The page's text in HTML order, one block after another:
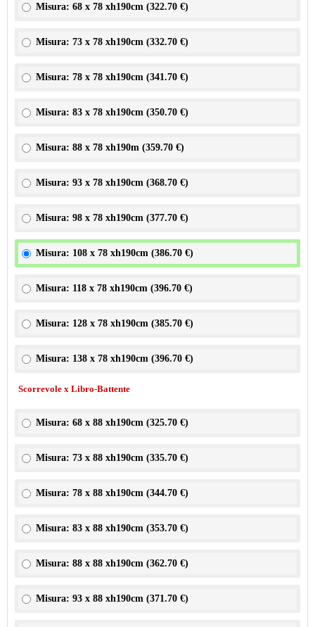
Misura: 68 x 78 xh190cm (322.70 €)
Misura: 73 x 78 xh190cm (332.70 €)
Misura: 78 x 78 xh190cm (341.70 €)
Misura: 83 x 78 xh190cm (350.70 €)
Misura: 88 x 78 xh190m (359.70 €)
Misura: 93 x 78 xh190cm (368.70 €)
Misura: 98 x 78 xh190cm (377.70 €)
Misura: 108 x 78 xh190cm (386.70 €)
Misura: 118 x 78 xh190cm (396.70 €)
Misura: 128 x 78 xh190cm (385.70 €)
Misura: 138 x 78 xh190cm (396.70 €)
Scorrevole x Libro-Battente
Misura: 68 x 88 xh190cm (325.70 €)
Misura: 73 x 88 xh190cm (335.70 €)
Misura: 78 x 88 xh190cm (344.70 €)
Misura: 83 x 88 xh190cm (353.70 €)
Misura: 88 x 88 xh190cm (362.70 €)
Misura: 93 x 88 xh190cm (371.70 €)